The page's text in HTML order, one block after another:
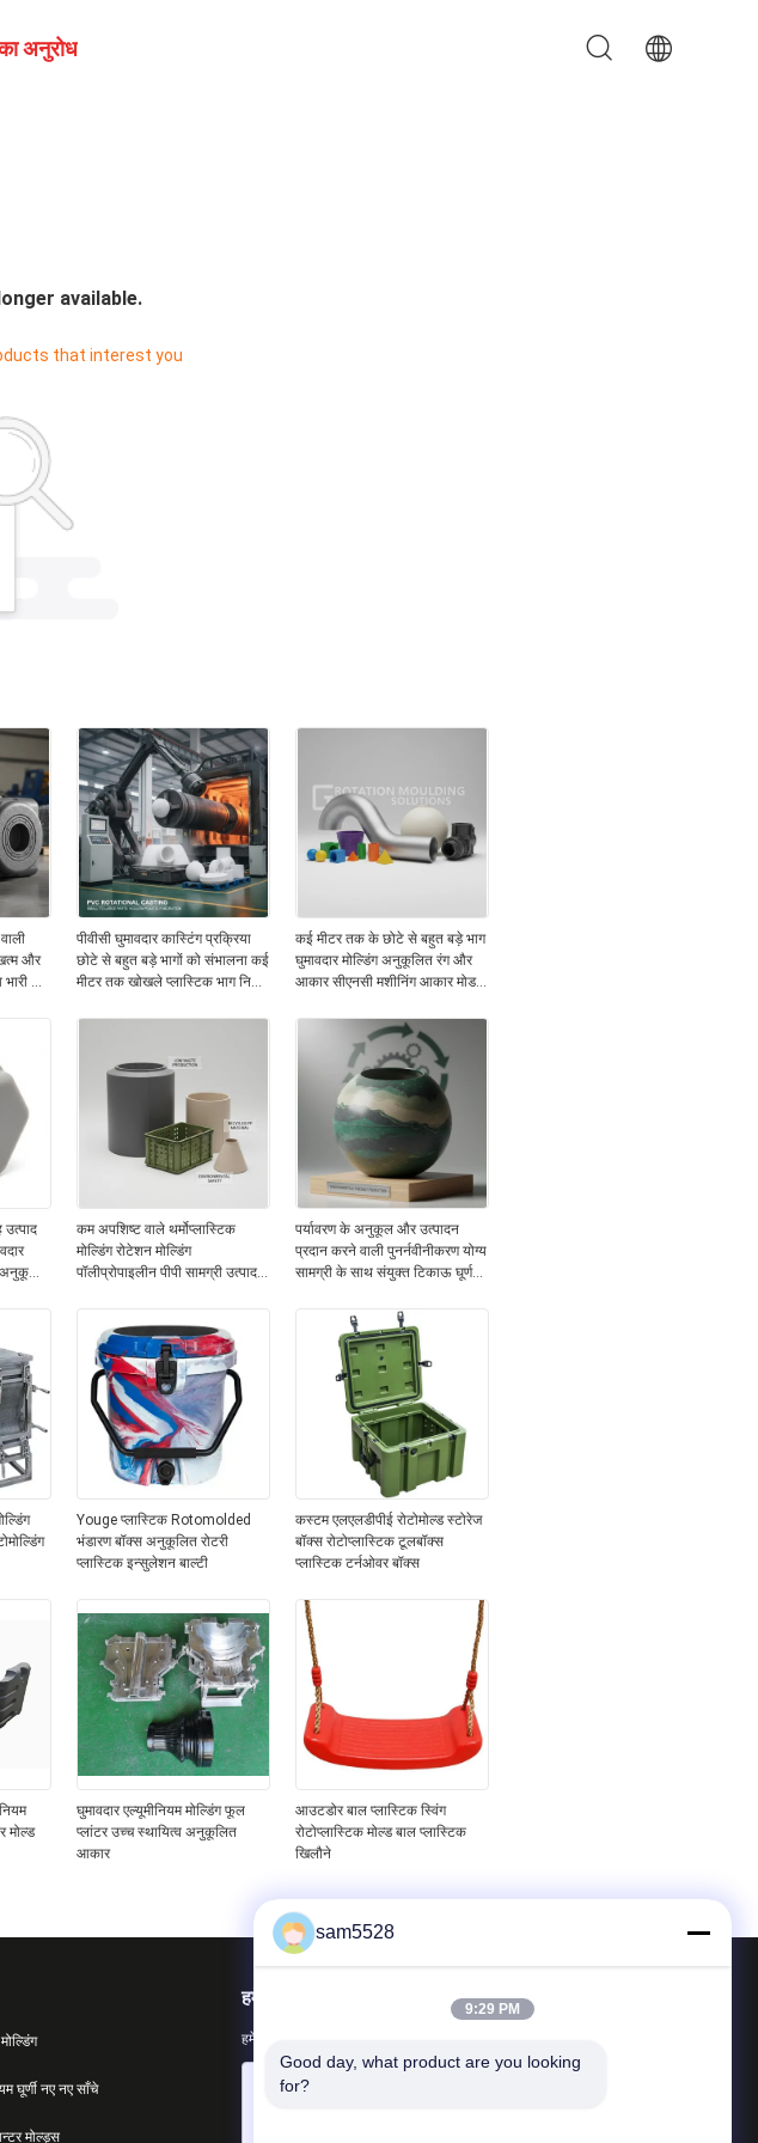
अनुरोध
available.
that interest you
और
भारी के
पीवीसी घुमावदार कास्टिंग प्रक्रिया
छोटे से बहुत बड़े भागों को संभालना कई
मीटर तक खोखले प्लास्टिक भाग निर्माण
कई मीटर तक के छोटे से बहुत बड़े भाग
घुमावदार मोल्डिंग अनुकूलित रंग और
आकार सीएनसी मशीनिंग आकार मोड
कम अपशिष्ट वाले थर्मोप्लास्टिक
मोल्डिंग रोटेशन मोल्डिंग
पॉलीप्रोपाइलीन पीपी सामग्री उत्पादन
पर्यावरण के अनुकूल और उत्पादन
प्रदान करने वाली पुनर्नवीनीकरण योग्य
सामग्री के साथ संयुक्त टिकाऊ घूर्णन
Youge प्लास्टिक Rotomolded
भंडारण बॉक्स अनुकूलित रोटरी
प्लास्टिक इन्सुलेशन बाल्टी
कस्टम एलएलडीपीई रोटोमोल्ड स्टोरेज
बॉक्स रोटोप्लास्टिक टूलबॉक्स
प्लास्टिक टर्नओवर बॉक्स
मोल्ड
घुमावदार एल्यूमीनियम मोल्डिंग फूल
प्लांटर उच्च स्थायित्व अनुकूलित
आकार
आउटडोर बाल प्लास्टिक स्विंग
रोटोप्लास्टिक मोल्ड बाल प्लास्टिक
खिलौने
घूर्णी नए नए साँचे
मोल्ड्स
हमें मेल करें
हमें अपनी आवश्यकता बताएं। हम आपके साथ सर्वश्रेष्ठ उत्पादों को जोड़ेंगे।
sam5528
9:29 PM
Good day, what product are you looking
for?